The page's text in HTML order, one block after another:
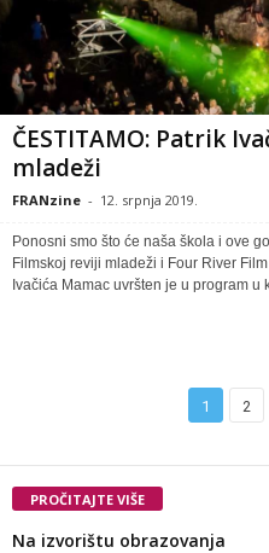
ČESTITAMO: Patrik
mladeži
FRANzine - 12. srpnja 2019.
Ponosni smo što će naša škola i ove
Filmskoj reviji mladeži i Four River
Ivačića Mamac uvršten je u program
1 2
PROČITAJTE VIŠE
Na izvorištu obrazovanja